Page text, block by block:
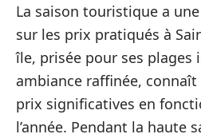
La saison touristique a
sur les prix pratiqués à
île, prisée pour ses plages
ambiance raffinée,
prix significatives en
l’année. Pendant la haute